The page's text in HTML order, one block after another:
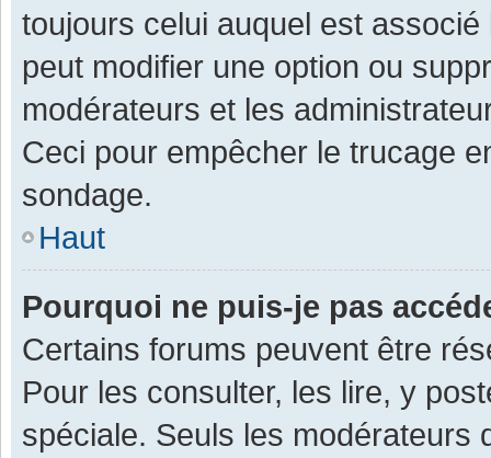
toujours celui auquel est associé
peut modifier une option ou
modérateurs et les
Ceci pour empêcher le trucage
sondage.
Haut
Pourquoi ne puis-je pas
Certains forums peuvent être
Pour les consulter, les lire, y
spéciale. Seuls les modérateurs